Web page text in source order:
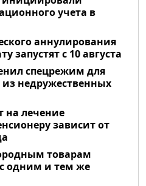
учета в
аннулирования
запустят с 10 августа
спецрежим для
недружественных
на лечение
зависит от
товарам
одним и тем же